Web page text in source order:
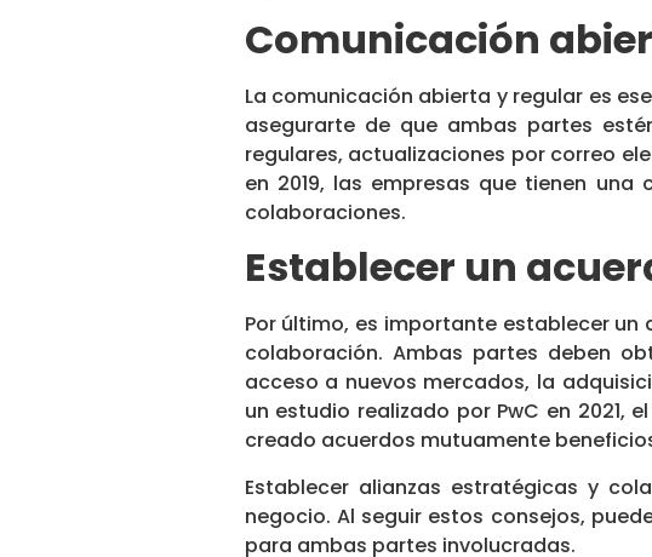
Comunicación
La comunicación abierta y regular es
asegurarte de que ambas partes
regulares, actualizaciones por correo
en 2019, las empresas que tienen
colaboraciones.
Establecer un
Por último, es importante establecer
colaboración. Ambas partes deben
acceso a nuevos mercados, la
un estudio realizado por PwC en 2021,
creado acuerdos mutuamente
Establecer alianzas estratégicas y
negocio. Al seguir estos consejos,
para ambas partes involucradas.